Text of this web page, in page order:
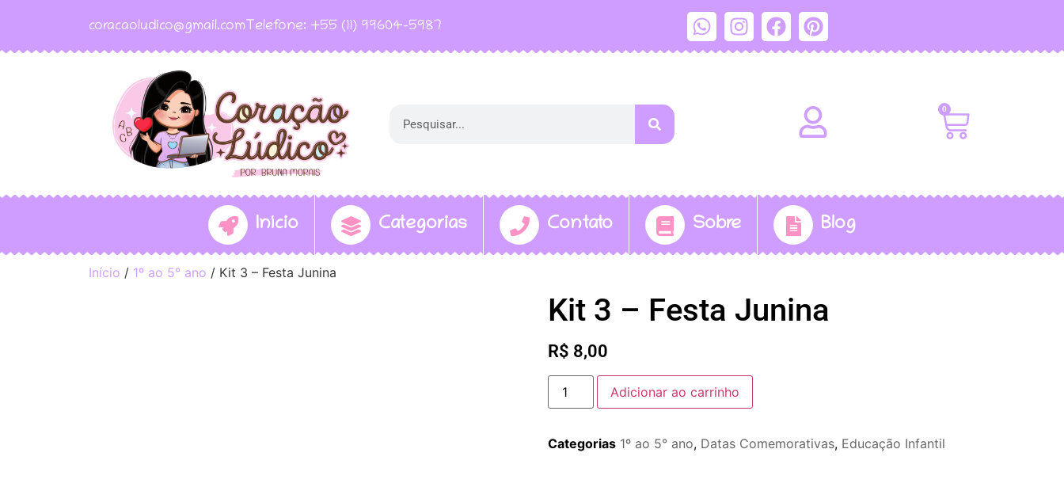
coracaoludico@gmail.com Telefone: +55 (11) 99604-5987
0
Início Categorias Contato Sobre Blog
Início / 1º ao 5° ano / Kit 3 – Festa Junina
Kit 3 – Festa Junina
R$ 8,00
Adicionar ao carrinho
Categorias 1º ao 5° ano, Datas Comemorativas, Educação Infantil